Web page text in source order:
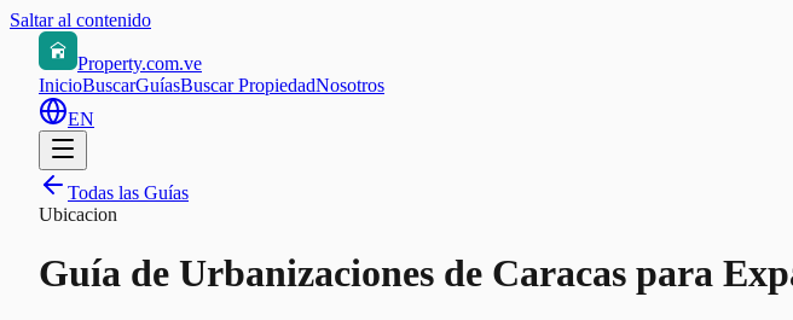
Saltar al contenido
Property.com.ve
InicioBuscarGuíasBuscar PropiedadNosotros
EN
Todas las Guías
Ubicacion
Guía de Urbanizaciones de Caracas para